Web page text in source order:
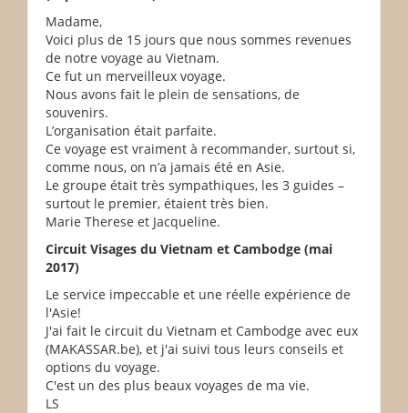
Madame,
Voici plus de 15 jours que nous sommes revenues
de notre voyage au Vietnam.
Ce fut un merveilleux voyage.
Nous avons fait le plein de sensations, de
souvenirs.
L’organisation était parfaite.
Ce voyage est vraiment à recommander, surtout si,
comme nous, on n’a jamais été en Asie.
Le groupe était très sympathiques, les 3 guides –
surtout le premier, étaient très bien.
Marie Therese et Jacqueline.
Circuit Visages du Vietnam et Cambodge (mai
2017)
Le service impeccable et une réelle expérience de
l'Asie!
J'ai fait le circuit du Vietnam et Cambodge avec eux
(MAKASSAR.be), et j'ai suivi tous leurs conseils et
options du voyage.
C'est un des plus beaux voyages de ma vie.
LS